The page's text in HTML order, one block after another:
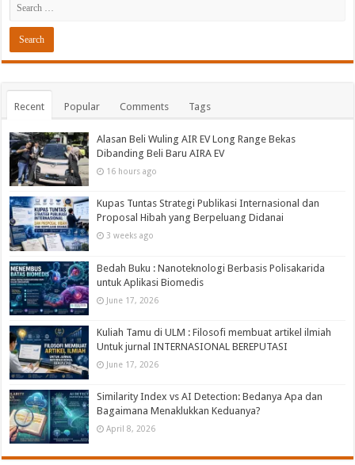
Recent Popular Comments Tags
Alasan Beli Wuling AIR EV Long Range Bekas
Dibanding Beli Baru AIRA EV
16 hours ago
Kupas Tuntas Strategi Publikasi Internasional dan
Proposal Hibah yang Berpeluang Didanai
3 weeks ago
Bedah Buku : Nanoteknologi Berbasis Polisakarida
untuk Aplikasi Biomedis
June 17, 2026
Kuliah Tamu di ULM : Filosofi membuat artikel ilmiah
Untuk jurnal INTERNASIONAL BEREPUTASI
June 17, 2026
Similarity Index vs AI Detection: Bedanya Apa dan
Bagaimana Menaklukkan Keduanya?
April 8, 2026